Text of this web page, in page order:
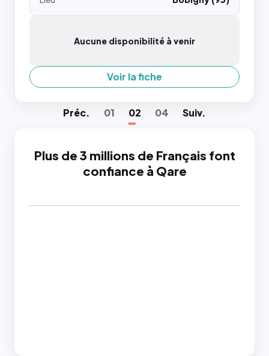
Aucune disponibilité à venir
Voir la fiche
Préc. 01 02 04 Suiv.
Plus de 3 millions de Français font
confiance à Qare